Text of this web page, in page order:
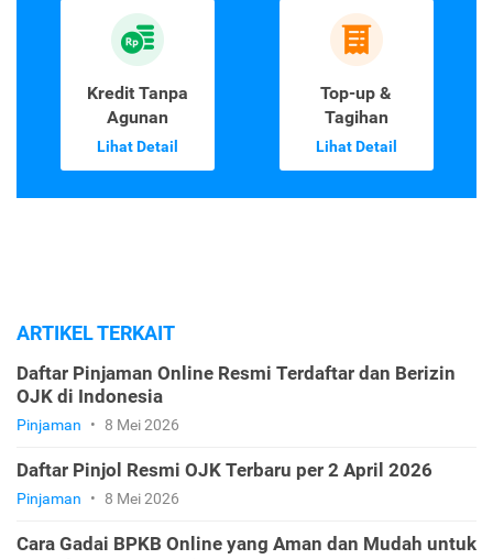
Kredit Tanpa
Agunan
Lihat Detail
Top-up &
Tagihan
Lihat Detail
ARTIKEL TERKAIT
Daftar Pinjaman Online Resmi Terdaftar dan Berizin
OJK di Indonesia
Pinjaman • 8 Mei 2026
Daftar Pinjol Resmi OJK Terbaru per 2 April 2026
Pinjaman • 8 Mei 2026
Cara Gadai BPKB Online yang Aman dan Mudah untuk